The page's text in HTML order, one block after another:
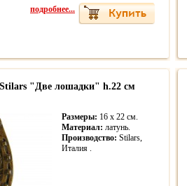
подробнее...
"Две лошадки" h.22 см
Размеры: 16 х 22 см.
Материал: латунь.
Производство: Stilars,
Италия .